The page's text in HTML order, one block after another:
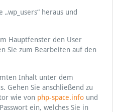
„wp_users“ heraus und
Hauptfenster den User
Sie zum Bearbeiten auf den
Inhalt unter dem
Gehen Sie anschließend zu
wie von php-space.infound
ein, welches Sie in